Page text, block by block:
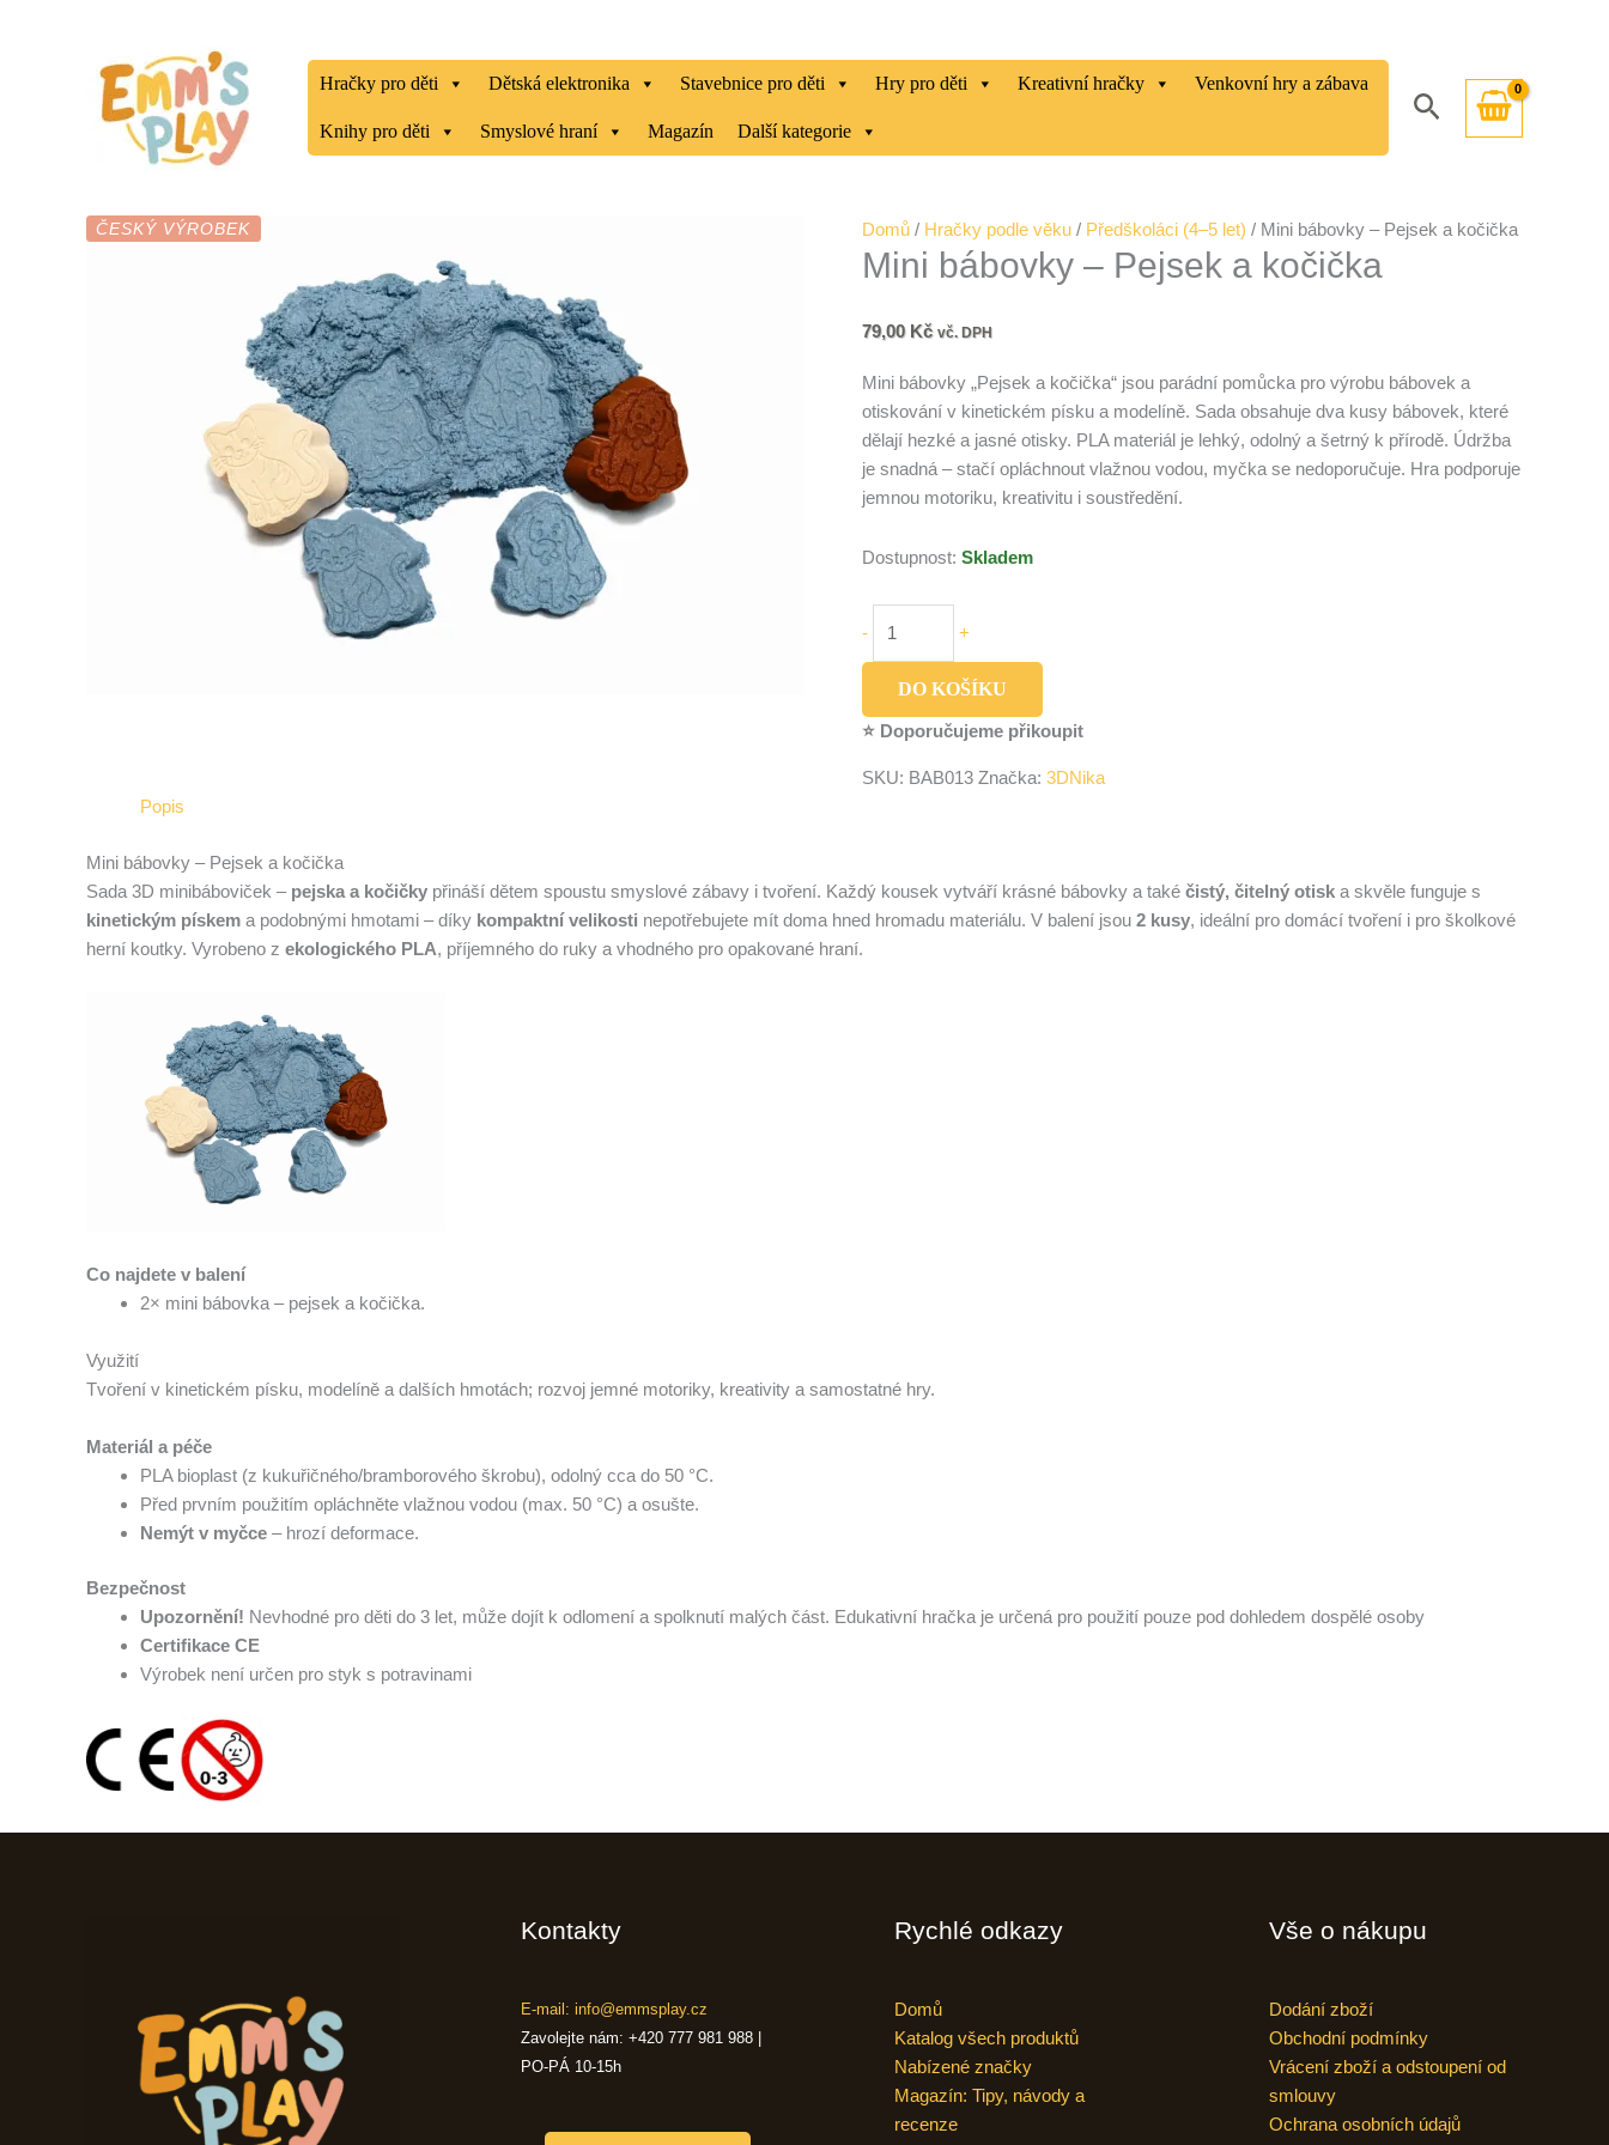
Hračky pro děti Dětská elektronika Stavebnice pro děti Hry pro děti Kreativní hračky Venkovní hry a zábava
Knihy pro děti Smyslové hraní Magazín Další kategorie
Hledat
ČESKÝ VÝROBEK Domů / Hračky podle věku / Předškoláci (4–5 let) / Mini bábovky – Pejsek a kočička
Mini bábovky – Pejsek a kočička
79,00 Kč vč. DPH
Mini bábovky „Pejsek a kočička“ jsou parádní pomůcka pro výrobu bábovek a
otiskování v kinetickém písku a modelíně. Sada obsahuje dva kusy bábovek, které
dělají hezké a jasné otisky. PLA materiál je lehký, odolný a šetrný k přírodě. Údržba
je snadná – stačí opláchnout vlažnou vodou, myčka se nedoporučuje. Hra podporuje
jemnou motoriku, kreativitu i soustředění.
Dostupnost: Skladem
-
Pejsek
a
kočička
+
DO KOŠÍKU
⭐ Doporučujeme přikoupit
SKU: BAB013 Značka: 3DNika
Popis
Mini bábovky – Pejsek a kočička
Sada 3D minibáboviček – pejska a kočičky přináší dětem spoustu smyslové zábavy i tvoření. Každý kousek vytváří krásné bábovky a také čistý, čitelný otisk a skvěle funguje s
kinetickým pískem a podobnými hmotami – díky kompaktní velikosti nepotřebujete mít doma hned hromadu materiálu. V balení jsou 2 kusy, ideální pro domácí tvoření i pro školkové
herní koutky. Vyrobeno z ekologického PLA, příjemného do ruky a vhodného pro opakované hraní.
Co najdete v balení
2× mini bábovka – pejsek a kočička.
Využití
Tvoření v kinetickém písku, modelíně a dalších hmotách; rozvoj jemné motoriky, kreativity a samostatné hry.
Materiál a péče
PLA bioplast (z kukuřičného/bramborového škrobu), odolný cca do 50 °C.
Před prvním použitím opláchněte vlažnou vodou (max. 50 °C) a osušte.
Nemýt v myčce – hrozí deformace.
Bezpečnost
Upozornění! Nevhodné pro děti do 3 let, může dojít k odlomení a spolknutí malých část. Edukativní hračka je určená pro použití pouze pod dohledem dospělé osoby
Certifikace CE
Výrobek není určen pro styk s potravinami
Kontakty
E-mail: info@emmsplay.cz
Zavolejte nám: +420 777 981 988 |
PO-PÁ 10-15h
Rychlé odkazy
Domů
Katalog všech produktů
Nabízené značky
Magazín: Tipy, návody a
recenze
Vše o nákupu
Dodání zboží
Obchodní podmínky
Vrácení zboží a odstoupení od
smlouvy
Ochrana osobních údajů